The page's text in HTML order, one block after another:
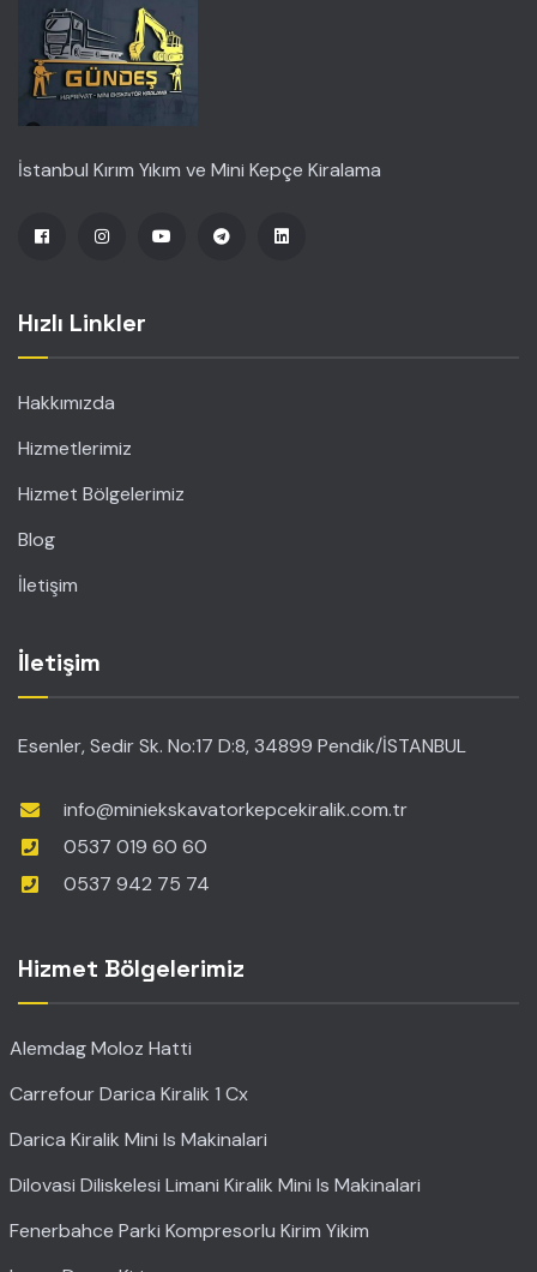
İstanbul Kırım Yıkım ve Mini Kepçe Kiralama
Hızlı Linkler
Hakkımızda
Hizmetlerimiz
Hizmet Bölgelerimiz
Blog
İletişim
İletişim
Esenler, Sedir Sk. No:17 D:8, 34899 Pendik/İSTANBUL
info@miniekskavatorkepcekiralik.com.tr
0537 019 60 60
0537 942 75 74
Hizmet Bölgelerimiz
Alemdag Moloz Hatti
Carrefour Darica Kiralik 1 Cx
Darica Kiralik Mini Is Makinalari
Dilovasi Diliskelesi Limani Kiralik Mini Is Makinalari
Fenerbahce Parki Kompresorlu Kirim Yikim